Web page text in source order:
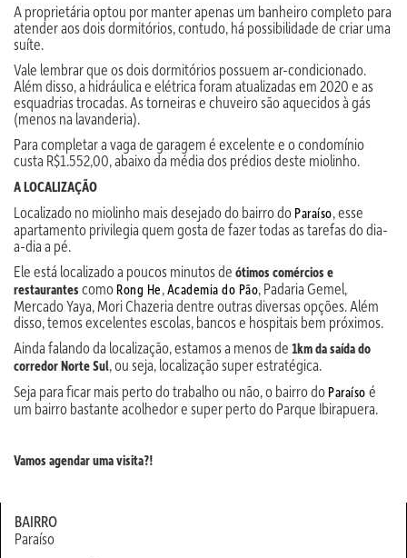
A proprietária optou por manter apenas um banheiro completo para
atender aos dois dormitórios, contudo, há possibilidade de criar uma
suíte.
Vale lembrar que os dois dormitórios possuem ar-condicionado.
Além disso, a hidráulica e elétrica foram atualizadas em 2020 e as
esquadrias trocadas. As torneiras e chuveiro são aquecidos à gás
(menos na lavanderia).
Para completar a vaga de garagem é excelente e o condomínio
custa R$1.552,00, abaixo da média dos prédios deste miolinho.
A LOCALIZAÇÃO
Localizado no miolinho mais desejado do bairro do Paraíso, esse
apartamento privilegia quem gosta de fazer todas as tarefas do dia-
a-dia a pé.
Ele está localizado a poucos minutos de ótimos comércios e
restaurantes como Rong He,Academia do Pão, Padaria Gemel,
Mercado Yaya, Mori Chazeria dentre outras diversas opções. Além
disso, temos excelentes escolas, bancos e hospitais bem próximos.
Ainda falando da localização, estamos a menos de 1km da saída do
corredor Norte Sul, ou seja, localização super estratégica.
Seja para ficar mais perto do trabalho ou não, o bairro do Paraíso é
um bairro bastante acolhedor e super perto do Parque Ibirapuera.
Vamos agendar uma visita?!
BAIRRO
Paraíso